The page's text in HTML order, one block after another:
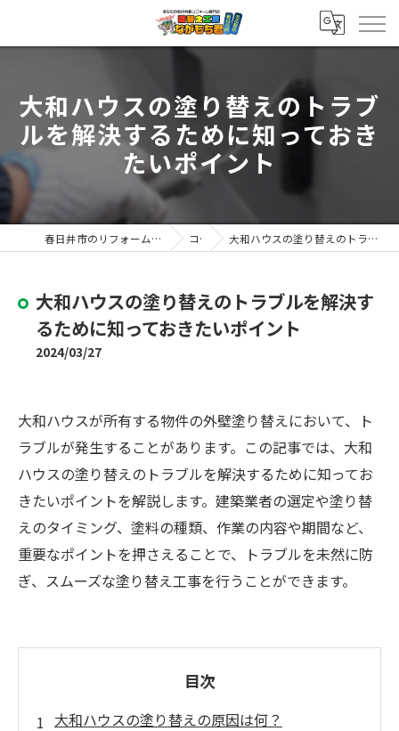
大和ハウスの塗り替えのトラブ
ルを解決するために知っておき
たいポイント
春日井市のリフォームなら塗替え工房ながもち君 春日井店 コラム 大和ハウスの塗り替えのトラブルを解決するために知っておきたいポイント
大和ハウスの塗り替えのトラブルを解決す
るために知っておきたいポイント
2024/03/27
大和ハウスが所有する物件の外壁塗り替えにおいて、ト
ラブルが発生することがあります。この記事では、大和
ハウスの塗り替えのトラブルを解決するために知ってお
きたいポイントを解説します。建築業者の選定や塗り替
えのタイミング、塗料の種類、作業の内容や期間など、
重要なポイントを押さえることで、トラブルを未然に防
ぎ、スムーズな塗り替え工事を行うことができます。
目次
大和ハウスの塗り替えの原因は何？